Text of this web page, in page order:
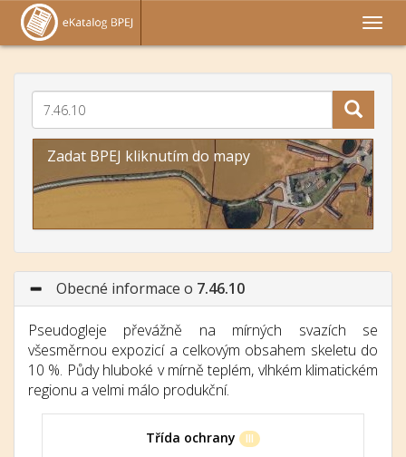
Zadat BPEJ kliknutím do mapy
Obecné informace o 7.46.10
Pseudogleje převážně na mírných svazích se
všesměrnou expozicí a celkovým obsahem skeletu do
10 %. Půdy hluboké v mírně teplém, vlhkém klimatickém
regionu a velmi málo produkční.
Třída ochrany III